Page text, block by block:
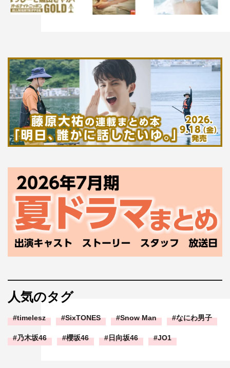
人気のタグ
timelesz SixTONES Snow Man なにわ男子
乃木坂46 櫻坂46 日向坂46 JO1